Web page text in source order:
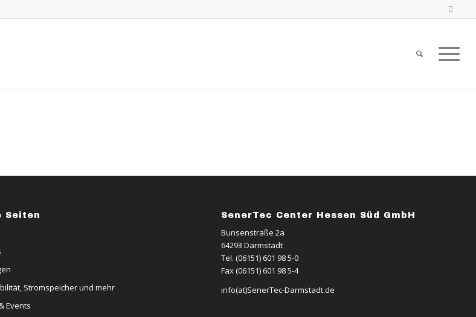
Seiten
Stromspeicher und mehr
Events
SenerTec Center Hessen Süd GmbH
Bunsenstraße 2a
64293 Darmstadt
Tel. (06151) 601 98 5-0
Fax (06151) 601 98 5-4
info(at)SenerTec-Darmstadt.de